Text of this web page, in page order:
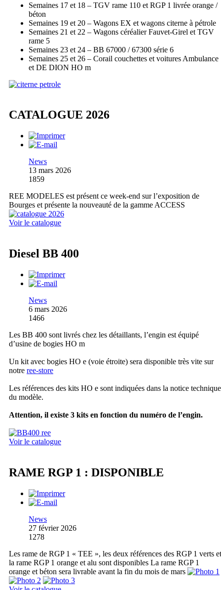
Semaines 17 et 18 – TGV rame 110 et RGP 1 livrée orange /
béton
Semaines 19 et 20 – Wagons EX et wagons citerne à pétrole
Semaines 21 et 22 – Wagons céréalier Fauvet-Girel et TGV
rame 5
Semaines 23 et 24 – BB 67000 / 67300 série 6
Semaines 25 et 26 – Corail couchettes et voitures Ambulance
et DE DION HO m
CATALOGUE 2026
News
13 mars 2026
1859
REE MODELES est présent ce week-end sur l’exposition de
Bourges et présente la nouveauté de la gamme ACCESS
Voir le catalogue
Diesel BB 400
News
6 mars 2026
1466
Les BB 400 sont livrés chez les détaillants, l’engin est équipé
d’usine de bogies HO m
Un kit avec bogies HO e (voie étroite) sera disponible très vite sur
notre ree-store
Les références des kits HO e sont indiquées dans la notice technique
du modèle.
Attention, il existe 3 kits en fonction du numéro de l’engin.
Voir le catalogue
RAME RGP 1 : DISPONIBLE
News
27 février 2026
1278
Les rame de RGP 1 « TEE », les deux références des RGP 1 verts et
la rame RGP 1 orange et alu sont disponibles La rame RGP 1
orange et béton sera livrable avant la fin du mois de mars